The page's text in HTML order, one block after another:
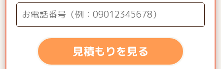
見積もりを見る